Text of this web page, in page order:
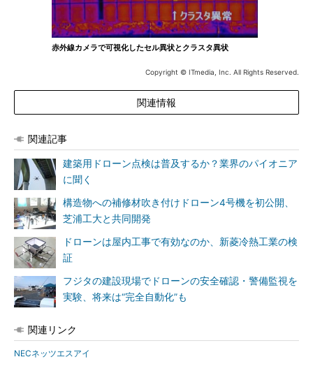
赤外線カメラで可視化したセル異状とクラスタ異状
Copyright © ITmedia, Inc. All Rights Reserved.
関連情報
関連記事
建築用ドローン点検は普及するか？業界のパイオニア
に聞く
構造物への補修材吹き付けドローン4号機を初公開、
芝浦工大と共同開発
ドローンは屋内工事で有効なのか、新菱冷熱工業の検
証
フジタの建設現場でドローンの安全確認・警備監視を
実験、将来は“完全自動化”も
関連リンク
NECネッツエスアイ